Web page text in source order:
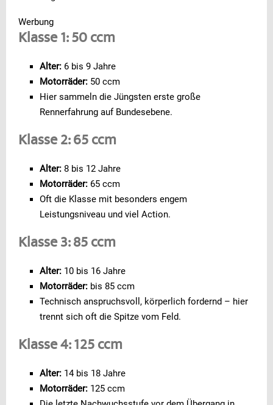
Werbung
Klasse 1: 50 ccm
Alter: 6 bis 9 Jahre
Motorräder: 50 ccm
Hier sammeln die Jüngsten erste große
Rennerfahrung auf Bundesebene.
Klasse 2: 65 ccm
Alter: 8 bis 12 Jahre
Motorräder: 65 ccm
Oft die Klasse mit besonders engem
Leistungsniveau und viel Action.
Klasse 3: 85 ccm
Alter: 10 bis 16 Jahre
Motorräder: bis 85 ccm
Technisch anspruchsvoll, körperlich fordernd – hier
trennt sich oft die Spitze vom Feld.
Klasse 4: 125 ccm
Alter: 14 bis 18 Jahre
Motorräder: 125 ccm